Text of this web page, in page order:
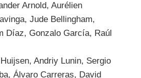
Arnold, Aurélien
Jude Bellingham,
Díaz, Gonzalo García, Raúl
Andriy Lunin, Sergio
Álvaro Carreras, David